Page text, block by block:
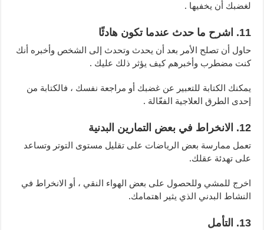
لغضبك أن يخفيها .
11. اشرح ما حدث عندما تكون هادئًا
حاول أن تصلح الأمر بعد أن يحدث وتحدث إلى الشخص وأخبره أنك
كنت مضطرب وأخبرهم كيف يؤثر ذلك عليك .
يمكنك الكتابة للتعبير عن غضبك أو مراجعة نفسك ، فالكتابة من
إحدى الطرق العلاجية الفعّالة .
12. الانخراط في بعض التمارين البدنية
تعمل ممارسة بعض الرياضات على تقليل مستوى التوتر وتساعد
على تهدئة عقلك.
اخرج للمشي وللحصول على بعض الهواء النقي ، أو الانخراط في
النشاط البدني الذي يثير اهتمامك.
13. التأمل